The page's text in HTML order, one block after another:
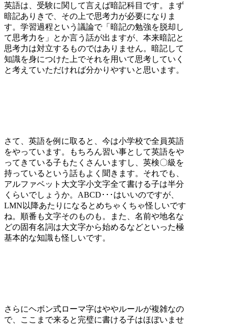
英語は、受験に関して言えば暗記科目です。まず
暗記ありきで、その上で思考力が必要になりま
す。学習過程という議論で「暗記の勉強を脱却し
て思考力を」とか言う話が出ますが、本来暗記と
思考力は対立するものではありません。暗記して
知識を身につけた上でそれを用いて思考していく
と考えていただければ分かりやすいと思います。
さて、英語を例に取ると、今は小学校で全員英語
をやっています。もちろん習い事として英語をや
ってきている子もたくさんいますし、英検〇級を
持っているという話もよく聞きます。それでも、
アルファベット大文字小文字全て書ける子は半分
くらいでしょうか。ABCD･･･はいいのですが、
LMN以降あたりになるとめちゃくちゃ怪しいです
ね。順番も文字そのものも。また、名前や地名な
どの固有名詞は大文字から始めるなどといった極
基本的な知識も怪しいです。
さらにヘボン式ローマ字はややルールが複雑なの
で、ここまで来ると完璧に書ける子はほぼいませ